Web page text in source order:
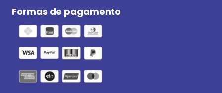
Formas de pagamento